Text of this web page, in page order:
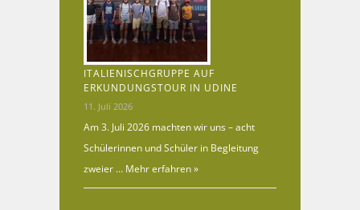
ITALIENISCHGRUPPE AUF
ERKUNDUNGSTOUR IN UDINE
11. Juli 2026
Am 3. Juli 2026 machten wir uns – acht
Schülerinnen und Schüler in Begleitung
zweier … Mehr erfahren »